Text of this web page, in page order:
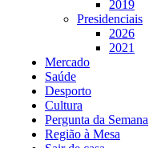
2019
Presidenciais
2026
2021
Mercado
Saúde
Desporto
Cultura
Pergunta da Semana
Região à Mesa